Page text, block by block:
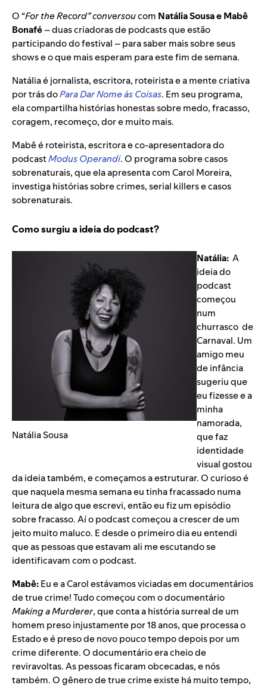
O “For the Record” conversoucom Natália Sousa e Mabê
Bonafé– duas criadoras de podcasts que estão
participando do festival – para saber mais sobre seus
shows e o que mais esperam para este fim de semana.
Natália é jornalista, escritora, roteirista e a mente criativa
por trás doPara Dar Nome às Coisas. Em seu programa,
ela compartilha histórias honestas sobre medo, fracasso,
coragem, recomeço, dor e muito mais.
Mabê é roteirista, escritora e co-apresentadora do
podcastModus Operandi. O programa sobre casos
sobrenaturais, que ela apresenta com Carol Moreira,
investiga histórias sobre crimes, serial killers e casos
sobrenaturais.
Como surgiu a ideia do podcast?
Natália Sousa
Natália: A
ideia do
podcast
começou
num
churrasco de
Carnaval. Um
amigo meu
de infância
sugeriu que
eu fizesse e a
minha
namorada,
que faz
identidade
visual gostou
da ideia também, e começamos a estruturar. O curioso é
que naquela mesma semana eu tinha fracassado numa
leitura de algo que escrevi, então eu fiz um episódio
sobre fracasso. Aí o podcast começou a crescer de um
jeito muito maluco. E desde o primeiro dia eu entendi
que as pessoas que estavam ali me escutando se
identificavam com o podcast.
Mabê:Eu e a Carol estávamos viciadas em documentários
de true crime! Tudo começou com o documentário
Making a Murderer, que conta a história surreal de um
homem preso injustamente por 18 anos, que processa o
Estado e é preso de novo pouco tempo depois por um
crime diferente. O documentário era cheio de
reviravoltas. As pessoas ficaram obcecadas, e nós
também. O gênero de true crime existe há muito tempo,